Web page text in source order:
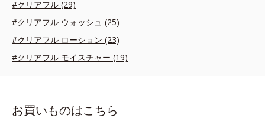
#クリアフル (29)
#クリアフル ウォッシュ (25)
#クリアフル ローション (23)
#クリアフル モイスチャー (19)
お買いものはこちら